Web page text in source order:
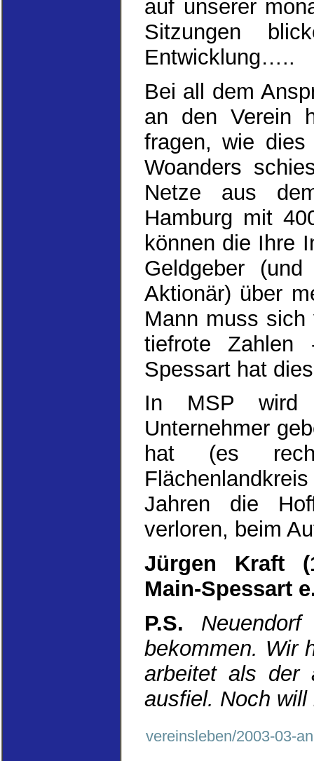
auf unserer
Sitzungen
Entwicklung…..
Bei all dem
an den Verein
fragen, wie
Woanders
Netze aus
Hamburg mit
können die Ihre
Geldgeber
Aktionär) über
Mann muss
tiefrote Zahlen
Spessart hat
In MSP wird
Unternehmer
hat (es
Jahren die
verloren, beim
Jürgen Kraft
Main-Spessart
P.S.
bekommen. Wir
arbeitet als der
ausfiel. Noch
vereinsleben/2003-03-